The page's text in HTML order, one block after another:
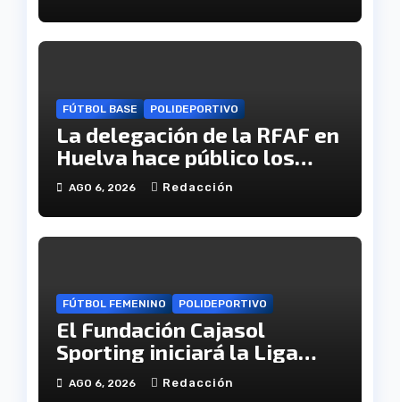
FÚTBOL BASE POLIDEPORTIVO
La delegación de la RFAF en
Huelva hace público los
calendarios de la categoría
AGO 6, 2026 Redacción
FÚTBOL FEMENINO POLIDEPORTIVO
El Fundación Cajasol
Sporting iniciará la Liga
recibiendo al Cacereño
Atlético
AGO 6, 2026 Redacción